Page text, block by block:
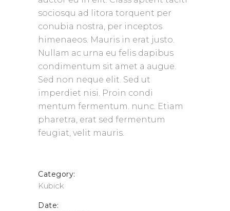
sociosqu ad litora torquent per
conubia nostra, per inceptos
himenaeos. Mauris in erat justo.
Nullam ac urna eu felis dapibus
condimentum sit amet a augue.
Sed non neque elit. Sed ut
imperdiet nisi. Proin condi
mentum fermentum. nunc. Etiam
pharetra, erat sed fermentum
feugiat, velit mauris.
Category:
Kubick
Date: